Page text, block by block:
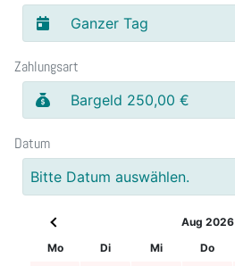
Ganzer Tag
Zahlungsart
Bargeld 250,00 €
Datum
Bitte Datum auswählen.
Aug 2026
Mo
Di Mi Do